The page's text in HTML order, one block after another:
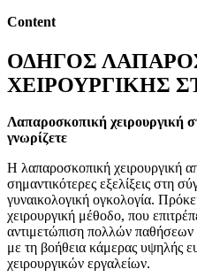
Content
ΟΔΗΓΟΣ
ΧΕΙΡΟΥΡΓΙΚΗΣ
Λαπαροσκοπική χειρουργική
γνωρίζετε
Η λαπαροσκοπική χειρουργική
σημαντικότερες εξελίξεις στη
γυναικολογική ογκολογία.
χειρουργική μέθοδο, που
αντιμετώπιση πολλών
με τη βοήθεια κάμερας υψηλής
χειρουργικών εργαλείων.